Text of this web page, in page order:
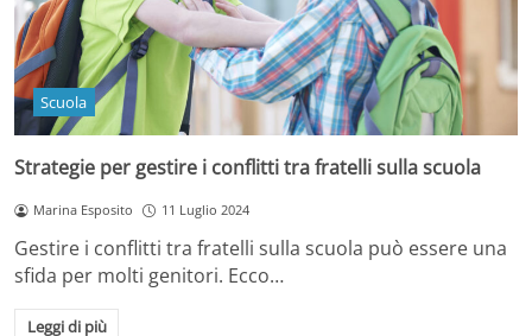
Scuola
Strategie per gestire i conflitti tra fratelli sulla scuola
Marina Esposito 11 Luglio 2024
Gestire i conflitti tra fratelli sulla scuola può essere una
sfida per molti genitori. Ecco…
Leggi di più